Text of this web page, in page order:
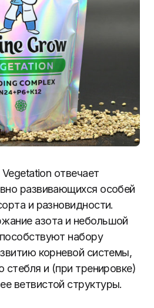
отвечает
развивающихся особей
и разновидности.
азота и небольшой
набору
корневой системы,
стебля и (при тренировке)
ветвистой структуры.